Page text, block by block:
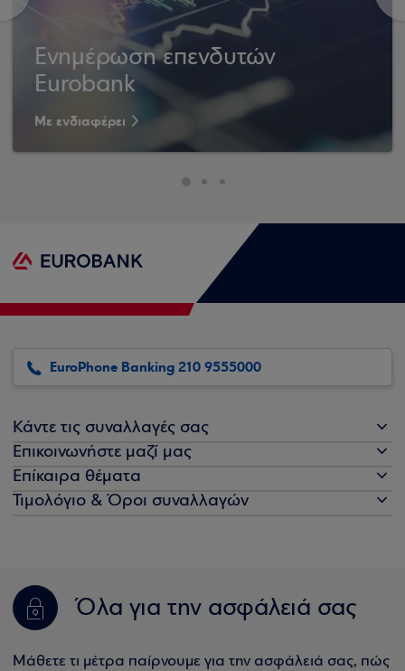
Ενημέρωση επενδυτών
Eurobank
Με ενδιαφέρει
EuroPhone Banking 210 9555000
Κάντε τις συναλλαγές σας
Επικοινωνήστε μαζί μας
Επίκαιρα θέματα
Τιμολόγιο & Όροι συναλλαγών
Όλα για την ασφάλειά σας
Μάθετε τι μέτρα παίρνουμε για την ασφάλειά σας, πώς